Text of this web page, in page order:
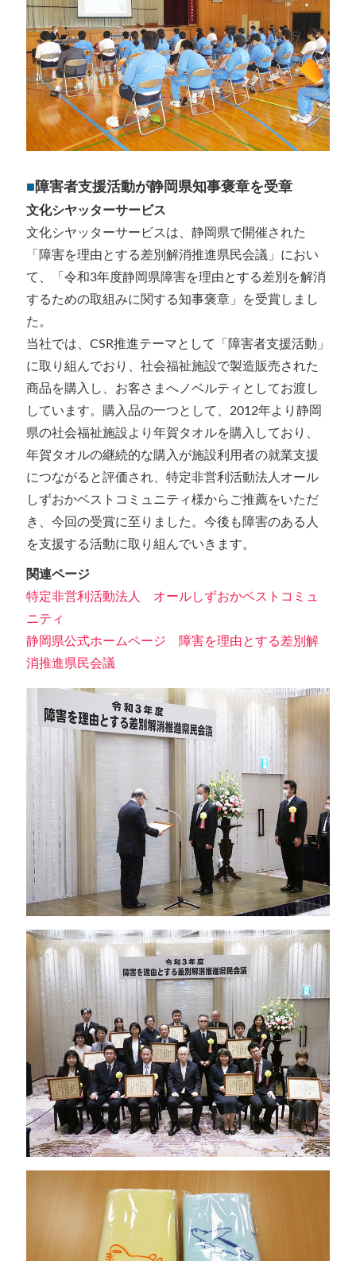
■障害者支援活動が静岡県知事褒章を受章
⽂化シヤッターサービス
文化シヤッターサービスは、静岡県で開催された
「障害を理由とする差別解消推進県民会議」におい
て、「令和3年度静岡県障害を理由とする差別を解消
するための取組みに関する知事褒章」を受賞しまし
た。
当社では、CSR推進テーマとして「障害者支援活動」
に取り組んでおり、社会福祉施設で製造販売された
商品を購入し、お客さまへノベルティとしてお渡し
しています。購入品の一つとして、2012年より静岡
県の社会福祉施設より年賀タオルを購入しており、
年賀タオルの継続的な購入が施設利用者の就業支援
につながると評価され、特定非営利活動法人オール
しずおかベストコミュニティ様からご推薦をいただ
き、今回の受賞に至りました。今後も障害のある人
を支援する活動に取り組んでいきます。
関連ページ
特定非営利活動法人 オールしずおかベストコミュ
ニティ
静岡県公式ホームページ 障害を理由とする差別解
消推進県民会議